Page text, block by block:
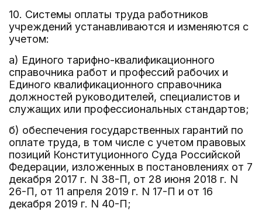
10. Системы оплаты труда работников
учреждений устанавливаются и изменяются с
учетом:
а) Единого тарифно-квалификационного
справочника работ и профессий рабочих и
Единого квалификационного справочника
должностей руководителей, специалистов и
служащих или профессиональных стандартов;
б) обеспечения государственных гарантий по
оплате труда, в том числе с учетом правовых
позиций Конституционного Суда Российской
Федерации, изложенных в постановлениях от 7
декабря 2017 г. N 38-П, от 28 июня 2018 г. N
26-П, от 11 апреля 2019 г. N 17-П и от 16
декабря 2019 г. N 40-П;